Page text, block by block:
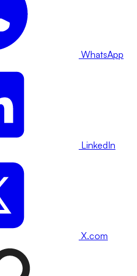
WhatsApp
LinkedIn
X.com